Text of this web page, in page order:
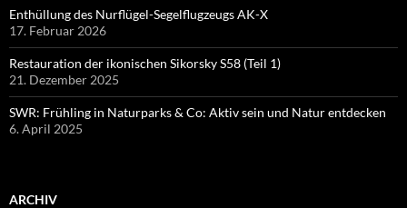
Enthüllung des Nurflügel-Segelflugzeugs AK-X
17. Februar 2026
Restauration der ikonischen Sikorsky S58 (Teil 1)
21. Dezember 2025
SWR: Frühling in Naturparks & Co: Aktiv sein und Natur entdecken
6. April 2025
ARCHIV